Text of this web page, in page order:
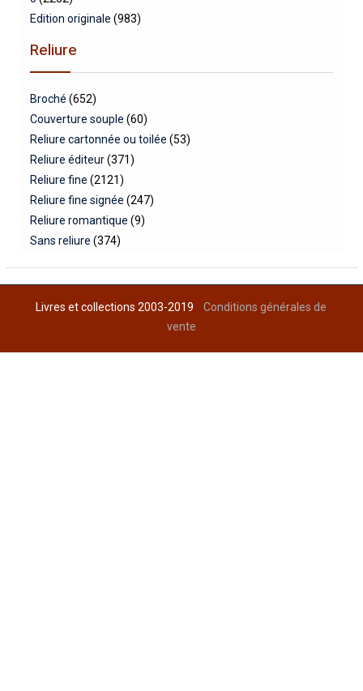
Edition originale (983)
Reliure
Broché (652)
Couverture souple (60)
Reliure cartonnée ou toilée (53)
Reliure éditeur (371)
Reliure fine (2121)
Reliure fine signée (247)
Reliure romantique (9)
Sans reliure (374)
Livres et collections 2003-2019Conditions générales de
vente